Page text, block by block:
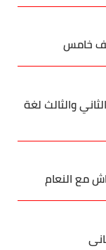
صف خامس
والثالث لغة
مع النعام